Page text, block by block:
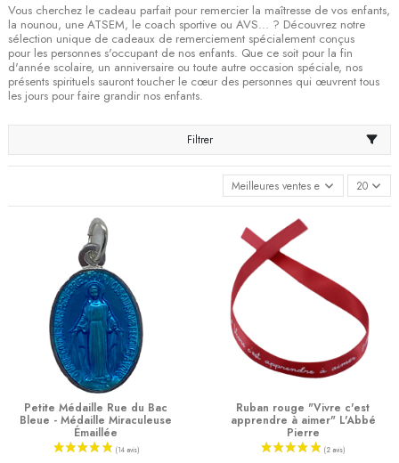
Vous cherchez le cadeau parfait pour remercier la maîtresse de vos enfants,
la nounou, une ATSEM, le coach sportive ou AVS... ? Découvrez notre
sélection unique de cadeaux de remerciement spécialement conçus
pour les personnes s'occupant de nos enfants. Que ce soit pour la fin
d'année scolaire, un anniversaire ou toute autre occasion spéciale, nos
présents spirituels sauront toucher le cœur des personnes qui œuvrent tous
les jours pour faire grandir nos enfants.
Filtrer
Meilleures ventes en premier
20
Petite Médaille Rue du Bac
Bleue - Médaille Miraculeuse
Émaillée
Ruban rouge "Vivre c'est
apprendre à aimer" L'Abbé
Pierre